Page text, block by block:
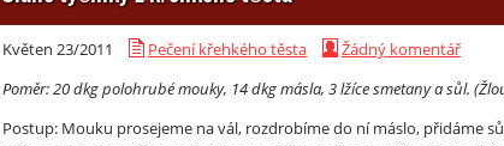
Květen 23/2011 Pečení křehkého těsta
Žádný komentář
Poměr: 20 dkg polohrubé mouky, 14 dkg másla, 3 lžíce smetany a sůl.
Postup: Mouku prosejeme na vál, rozdrobíme do ní máslo, přidáme